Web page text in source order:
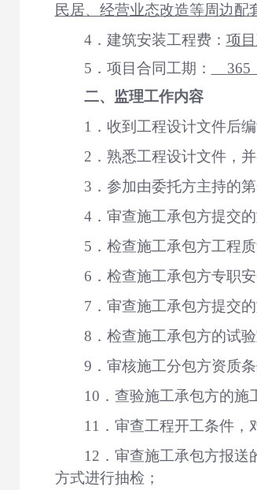
民居、经营业态改造等周边配
4．建筑安装工程费： 项
5．项目合同工期：
365
二、监理工作内容
1 ． 收到工程设计文件后
2 ． 熟悉工程设计文件，
3 ． 参加由委托方主持的
4． 审查施工承包方提交
5 ． 检查施工承包方工程
6．检查施工承包方专职
7．审查施工承包方提交
8．检查施工承包方的试验
9．审核施工分包方资质条
10．查验施工承包方的施
11．审查工程开工条件，
12．审查施工承包方报
方式进行抽检；